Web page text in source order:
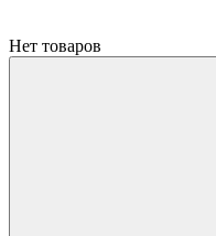
Нет товаров